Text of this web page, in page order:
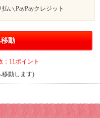
い,PayPayクレジット
動
：11ポイント
移動します)